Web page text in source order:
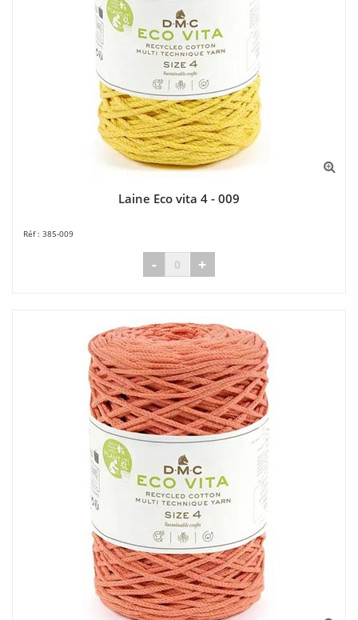
Laine Eco vita 4 - 009
385-009
- +